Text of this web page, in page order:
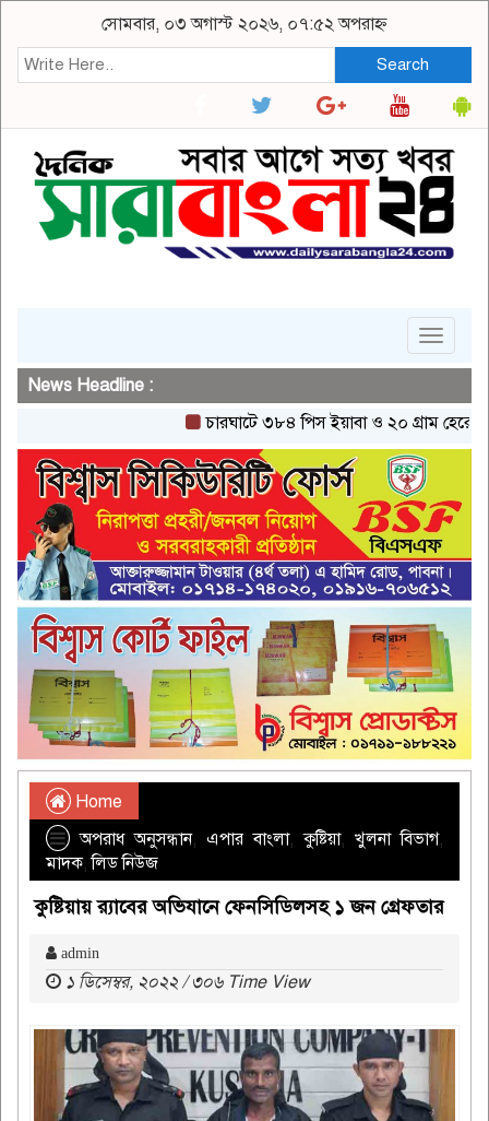
সোমবার, ০৩ অগাস্ট ২০২৬, ০৭:৫২ অপরাহ্ন
Search
Toggle
News Headline :
চারঘাটে ৩৮৪ পিস ইয়াবা ও ২০ গ্রাম হেরোইনসহ
Home
অপরাধ অনুসন্ধান, এপার বাংলা,কুষ্টিয়া, খুলনা বিভাগ,
মাদক,লিড নিউজ
কুষ্টিয়ায় র‌্যাবের অভিযানে ফেনসিডিলসহ ১ জন গ্রেফতার
admin
১ ডিসেম্বর, ২০২২ / ৩০৬ Time View